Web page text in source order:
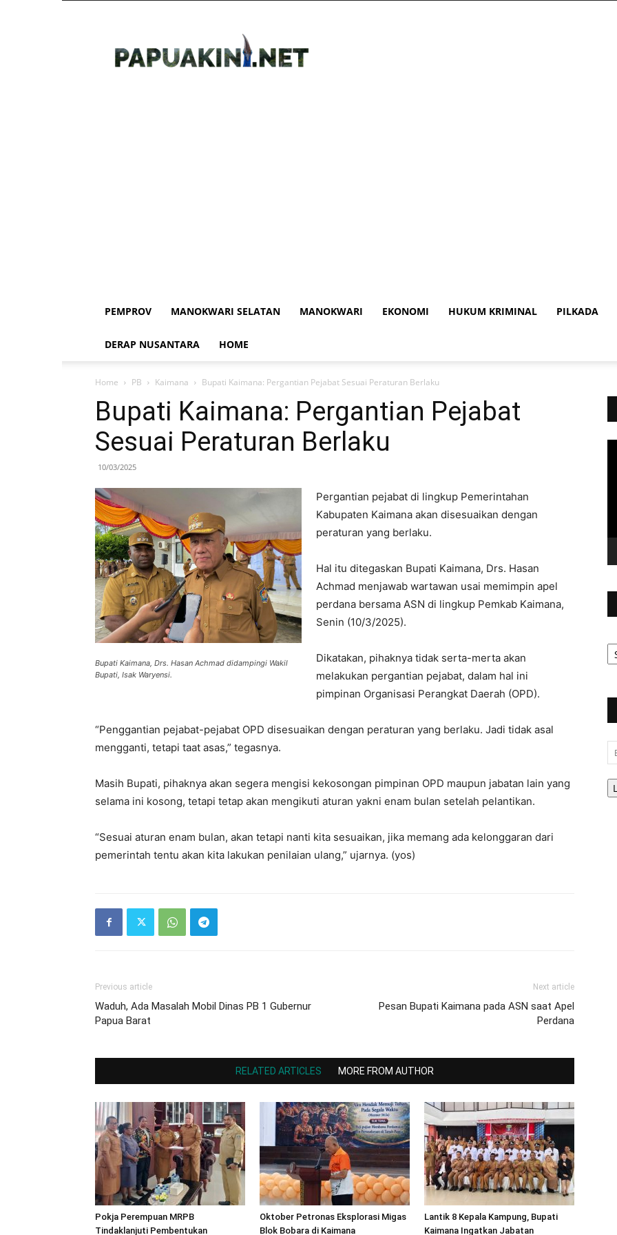
PEMPROV MANOKWARI SELATAN MANOKWARI EKONOMI HUKUM KRIMINAL PILKADA
DERAP NUSANTARA HOME
Home PB Kaimana Bupati Kaimana: Pergantian Pejabat Sesuai Peraturan Berlaku
Bupati Kaimana: Pergantian Pejabat
Sesuai Peraturan Berlaku
10/03/2025
Bupati Kaimana, Drs. Hasan Achmad didampingi Wakil
Bupati, Isak Waryensi.
Pergantian pejabat di lingkup Pemerintahan
Kabupaten Kaimana akan disesuaikan dengan
peraturan yang berlaku.
Hal itu ditegaskan Bupati Kaimana, Drs. Hasan
Achmad menjawab wartawan usai memimpin apel
perdana bersama ASN di lingkup Pemkab Kaimana,
Senin (10/3/2025).
Dikatakan, pihaknya tidak serta-merta akan
melakukan pergantian pejabat, dalam hal ini
pimpinan Organisasi Perangkat Daerah (OPD).
“Penggantian pejabat-pejabat OPD disesuaikan dengan peraturan yang berlaku. Jadi tidak asal
mengganti, tetapi taat asas,” tegasnya.
Masih Bupati, pihaknya akan segera mengisi kekosongan pimpinan OPD maupun jabatan lain yang
selama ini kosong, tetapi tetap akan mengikuti aturan yakni enam bulan setelah pelantikan.
“Sesuai aturan enam bulan, akan tetapi nanti kita sesuaikan, jika memang ada kelonggaran dari
pemerintah tentu akan kita lakukan penilaian ulang,” ujarnya. (yos)
Previous article
Waduh, Ada Masalah Mobil Dinas PB 1 Gubernur
Papua Barat
Next article
Pesan Bupati Kaimana pada ASN saat Apel
Perdana
RELATED ARTICLES MORE FROM AUTHOR
Pokja Perempuan MRPB
Tindaklanjuti Pembentukan
Oktober Petronas Eksplorasi Migas
Blok Bobara di Kaimana
Lantik 8 Kepala Kampung, Bupati
Kaimana Ingatkan Jabatan